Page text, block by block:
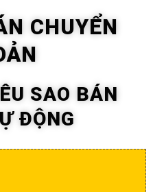
CHUYỂN
SAO BÁN
ĐỘNG